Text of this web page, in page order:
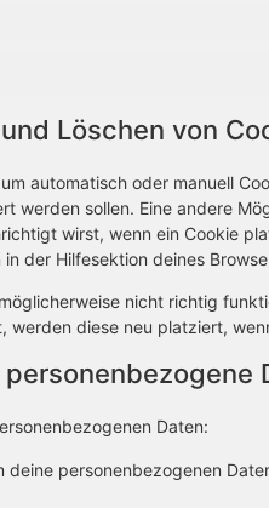
Löschen von
automatisch oder manuell
werden sollen. Eine andere
wirst, wenn ein Cookie
der Hilfesektion deines
nicht richtig
werden diese neu platziert,
Daten:
deine personenbezogenen